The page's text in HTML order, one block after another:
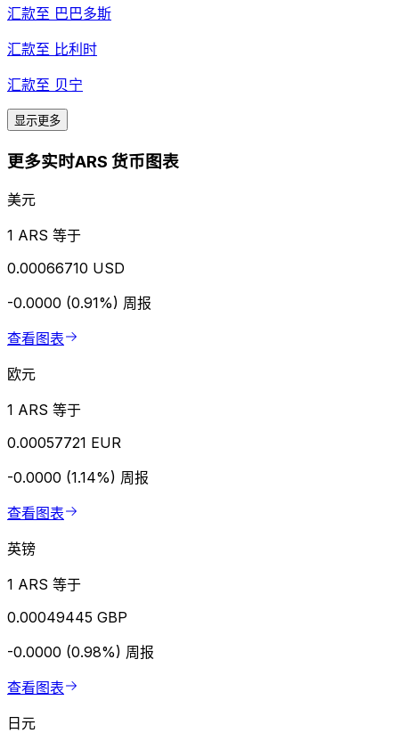
汇款至 巴巴多斯
汇款至 比利时
汇款至 贝宁
显示更多
更多实时ARS 货币图表
美元
1 ARS 等于
0.00066710 USD
-0.0000 (0.91%) 周报
查看图表
欧元
1 ARS 等于
0.00057721 EUR
-0.0000 (1.14%) 周报
查看图表
英镑
1 ARS 等于
0.00049445 GBP
-0.0000 (0.98%) 周报
查看图表
日元